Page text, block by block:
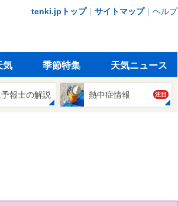
tenki.jpトップ｜ サイトマップ｜ ヘルプ
気 季節特集 天気ニュース
報士の解説 熱中症情報 注目